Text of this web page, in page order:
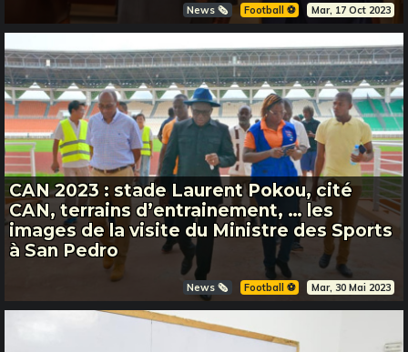
News 🗞️ Football ⚽️ Mar, 17 Oct 2023
CAN 2023 : stade Laurent Pokou, cité
CAN, terrains d’entrainement, … les
images de la visite du Ministre des Sports
à San Pedro
News 🗞️ Football ⚽️ Mar, 30 Mai 2023